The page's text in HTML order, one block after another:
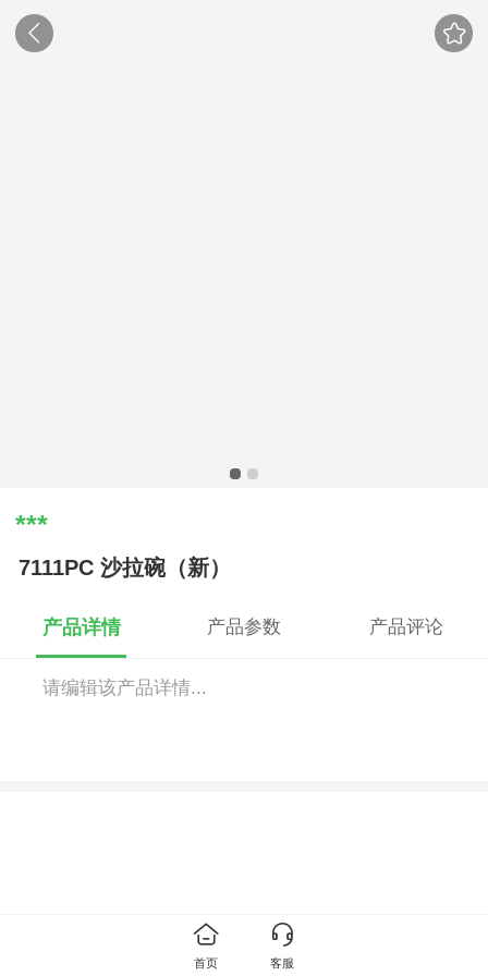
***
7111PC 沙拉碗（新）
产品详情 产品参数 产品评论
请编辑该产品详情...
首页 客服